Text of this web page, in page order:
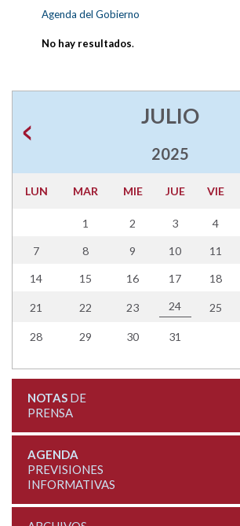
Agenda del Gobierno
No hay resultados.
JULIO
2025
LUN MAR MIE JUE VIE
1 2 3 4
7 8 9 10 11
14 15 16 17 18
21 22 23 24 25
28 29 30 31
NOTASDE
PRENSA
AGENDA
PREVISIONES
INFORMATIVAS